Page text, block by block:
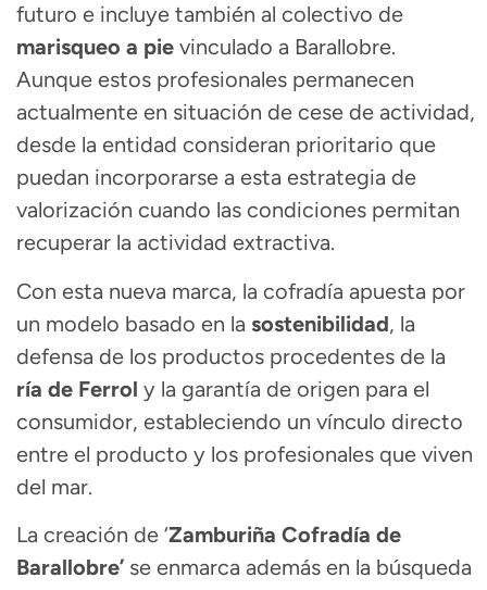
futuro e incluye también al colectivo de
marisqueo a pie vinculado a Barallobre.
Aunque estos profesionales permanecen
actualmente en situación de cese de actividad,
desde la entidad consideran prioritario que
puedan incorporarse a esta estrategia de
valorización cuando las condiciones permitan
recuperar la actividad extractiva.
Con esta nueva marca, la cofradía apuesta por
un modelo basado en la sostenibilidad, la
defensa de los productos procedentes de la
ría de Ferrol y la garantía de origen para el
consumidor, estableciendo un vínculo directo
entre el producto y los profesionales que viven
del mar.
La creación de ‘Zamburiña Cofradía de
Barallobre’ se enmarca además en la búsqueda